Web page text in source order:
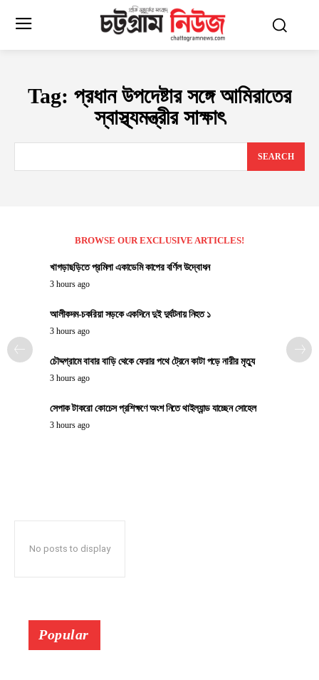
Tag: প্রধান উপদেষ্টার সঙ্গে আমিরাতের
স্বাস্থ্যমন্ত্রীর সাক্ষাৎ
SEARCH
BROWSE OUR EXCLUSIVE ARTICLES!
খাগড়াছড়িতে প্রমিলা একাডেমি কাপের বর্ণিল উদ্বোধন
3 hours ago
আলীকদম-চকরিয়া সড়কে একদিনে দুই দুর্ঘটনায় নিহত ১
3 hours ago
চৌদ্দগ্রামে বাবার বাড়ি থেকে ফেরার পথে ট্রেনে কাটা পড়ে নারীর মৃত্যু
3 hours ago
সেপাক টাকরো কোচেস প্রশিক্ষণে অংশ নিতে থাইল্যান্ড যাচ্ছেন সোহেল
3 hours ago
No posts to display
Popular